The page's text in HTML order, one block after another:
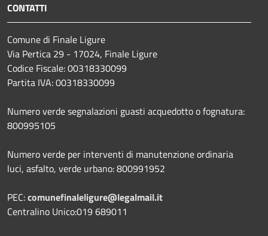
CONTATTI
Comune di Finale Ligure
Via Pertica 29 - 17024, Finale Ligure
Codice Fiscale: 00318330099
Partita IVA: 00318330099
Numero verde segnalazioni guasti acquedotto o fognatura:
800995105
Numero verde per interventi di manutenzione ordinaria
luci, asfalto, verde urbano: 800991952
PEC:comunefinaleligure@legalmail.it
Centralino Unico:019 689011